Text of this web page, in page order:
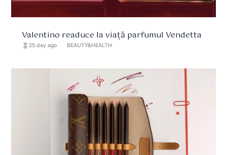
Valentino readuce la viață parfumul Vendetta
hourglass_full 25 day ago BEAUTY&HEALTH